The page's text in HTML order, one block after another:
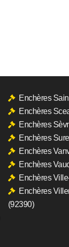
Enchères
Enchères
Enchères
Enchères
Enchères
Enchères
Enchères
Enchères
(92390)